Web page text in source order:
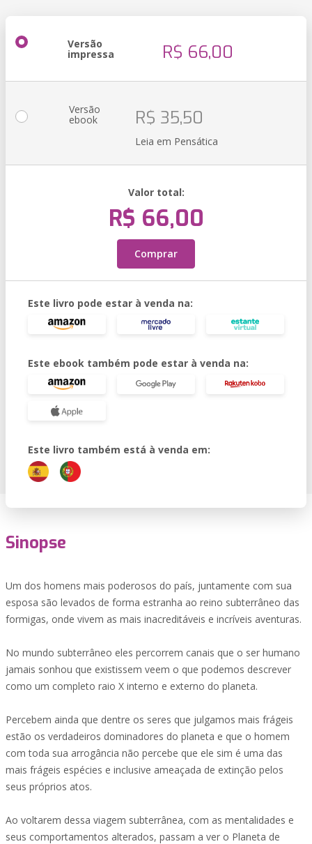
Versão
impressa R$ 66,00
Versão
ebook R$ 35,50
Leia em Pensática
Valor total:
R$ 66,00
Comprar
Este livro pode estar à venda na:
Este ebook também pode estar à venda na:
Este livro também está à venda em:
Sinopse
Um dos homens mais poderosos do país, juntamente com sua
esposa são levados de forma estranha ao reino subterrâneo das
formigas, onde vivem as mais inacreditáveis e incríveis aventuras.
No mundo subterrâneo eles percorrem canais que o ser humano
jamais sonhou que existissem veem o que podemos descrever
como um completo raio X interno e externo do planeta.
Percebem ainda que dentre os seres que julgamos mais frágeis
estão os verdadeiros dominadores do planeta e que o homem
com toda sua arrogância não percebe que ele sim é uma das
mais frágeis espécies e inclusive ameaçada de extinção pelos
seus próprios atos.
Ao voltarem dessa viagem subterrânea, com as mentalidades e
seus comportamentos alterados, passam a ver o Planeta de